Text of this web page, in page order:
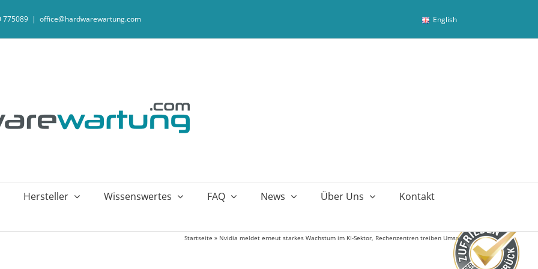
775089 | office@hardwarewartung.com English
Hersteller Wissenswertes FAQ News Über Uns Kontakt
Startseite » Nvidia meldet erneut starkes Wachstum im KI-Sektor, Rechenzentren treiben Umsatz